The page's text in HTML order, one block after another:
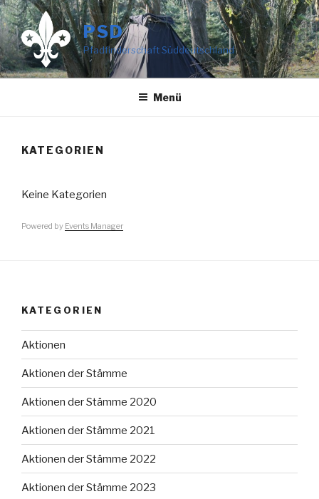
Zum
Inhalt
springen
PSD
Pfadfinderschaft Süddeutschland
Menü
KATEGORIEN
Keine Kategorien
Powered by Events Manager
KATEGORIEN
Aktionen
Aktionen der Stämme
Aktionen der Stämme 2020
Aktionen der Stämme 2021
Aktionen der Stämme 2022
Aktionen der Stämme 2023